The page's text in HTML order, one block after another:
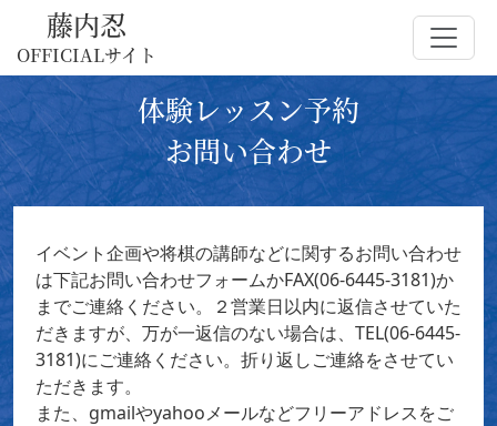
藤内忍
OFFICIALサイト
体験レッスン予約
お問い合わせ
イベント企画や将棋の講師などに関するお問い合わせ
は下記お問い合わせフォームかFAX(06-6445-3181)か
までご連絡ください。２営業日以内に返信させていた
だきますが、万が一返信のない場合は、TEL(06-6445-
3181)にご連絡ください。折り返しご連絡をさせてい
ただきます。
また、gmailやyahooメールなどフリーアドレスをご